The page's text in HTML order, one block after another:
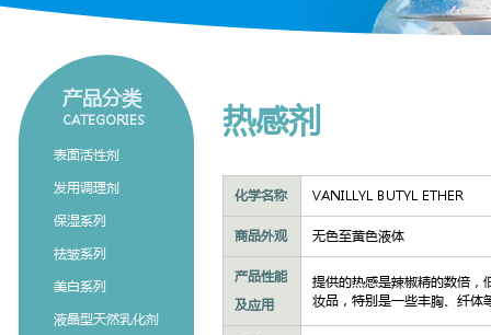
产品分类
CATEGORIES
表面活性剂
发用调理剂
保湿系列
祛皱系列
美白系列
液晶型天然乳化剂
热感剂
化学名称 VANILLYL BUTYL ETHER
商品外观 无色至黄色液体
产品性能
及应用
提供的热感是辣椒精的数倍，
妆品，特别是一些丰胸、纤体